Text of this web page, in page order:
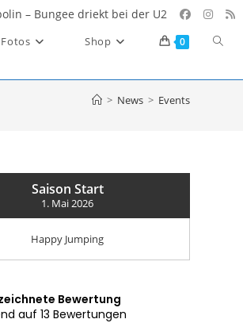
– Bungee driekt bei der U2
Fotos Shop 0
> News > Events
Saison Start
1. Mai 2026
Happy Jumping
Bewertung
auf 13 Bewertungen